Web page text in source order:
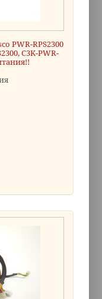
PWR-RPS2300
C3K-PWR-